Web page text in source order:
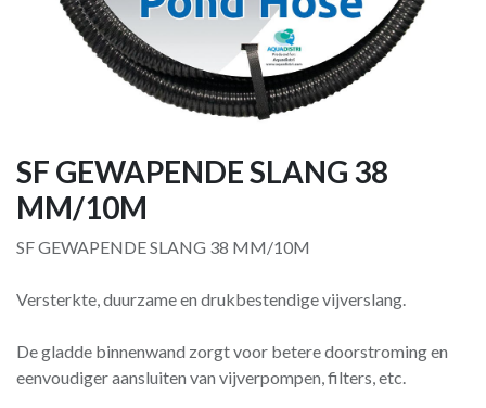
SF GEWAPENDE SLANG 38
MM/10M
SF GEWAPENDE SLANG 38 MM/10M
Versterkte, duurzame en drukbestendige vijverslang.
De gladde binnenwand zorgt voor betere doorstroming en
eenvoudiger aansluiten van vijverpompen, filters, etc.